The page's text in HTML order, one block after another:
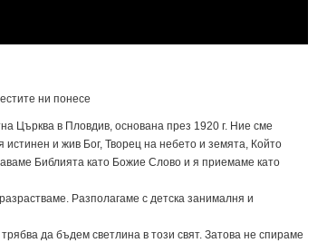
ни понесе
Църква в Пловдив, основана през 1920 г. Ние сме
и жив Бог, Творец на небето и земята, Който
Библията като Божие Слово и я приемаме като
Разполагаме с детска занималня и
да бъдем светлина в този свят. Затова не спираме